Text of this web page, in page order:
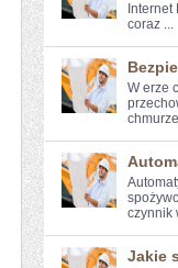
Internet
⁤coraz ...
W erze
czynnik
Jakie